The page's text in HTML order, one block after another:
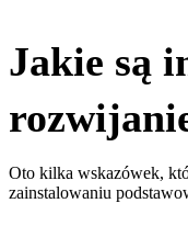
Jakie są
Oto kilka wskazówek,
zainstalowaniu